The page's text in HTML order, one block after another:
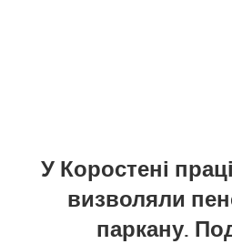
У Коростені
визволяли
паркану.